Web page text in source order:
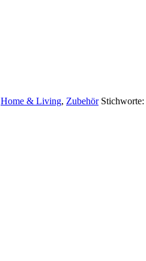
Home & Living, Zubehör Stichworte: